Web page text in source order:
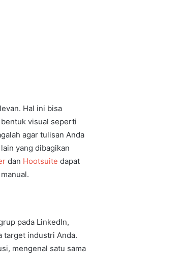
Hal ini bisa
visual seperti
agar tulisan Anda
yang dibagikan
dan Hootsuite dapat
pada LinkedIn,
target industri Anda.
mengenal satu sama